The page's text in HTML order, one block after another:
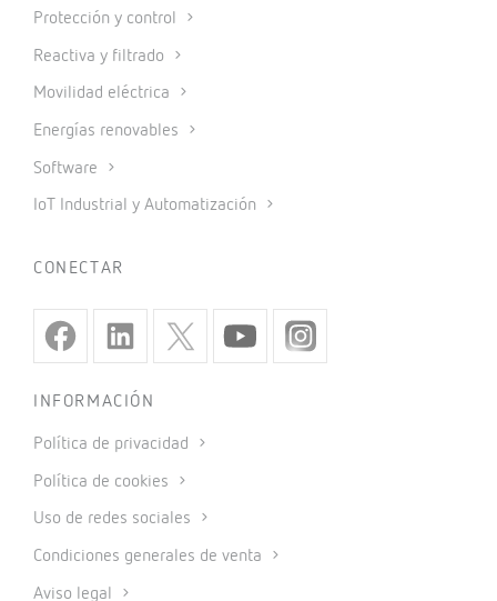
Protección y control
Reactiva y filtrado
Movilidad eléctrica
Energías renovables
Software
IoT Industrial y Automatización
CONECTAR
INFORMACIÓN
Política de privacidad
Política de cookies
Uso de redes sociales
Condiciones generales de venta
Aviso legal